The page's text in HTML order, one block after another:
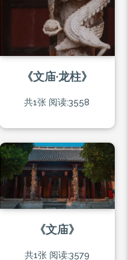
《文庙·龙柱》
共1张 阅读:3558
《文庙》
共1张 阅读:3579